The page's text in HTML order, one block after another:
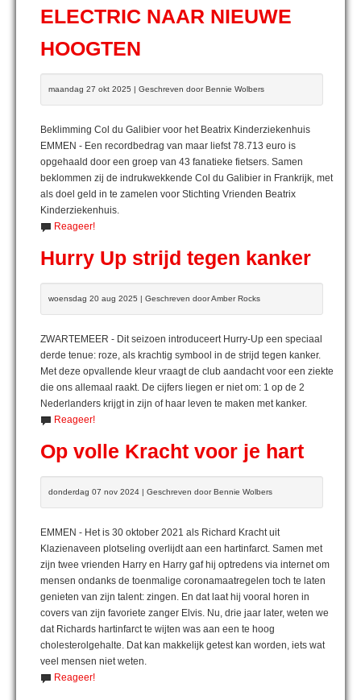
ELECTRIC NAAR NIEUWE
HOOGTEN
maandag 27 okt 2025 | Geschreven door Bennie Wolbers
Beklimming Col du Galibier voor het Beatrix Kinderziekenhuis
EMMEN - Een recordbedrag van maar liefst 78.713 euro is
opgehaald door een groep van 43 fanatieke fietsers. Samen
beklommen zij de indrukwekkende Col du Galibier in Frankrijk, met
als doel geld in te zamelen voor Stichting Vrienden Beatrix
Kinderziekenhuis.
Reageer!
Hurry Up strijd tegen kanker
woensdag 20 aug 2025 | Geschreven door Amber Rocks
ZWARTEMEER - Dit seizoen introduceert Hurry-Up een speciaal
derde tenue: roze, als krachtig symbool in de strijd tegen kanker.
Met deze opvallende kleur vraagt de club aandacht voor een ziekte
die ons allemaal raakt. De cijfers liegen er niet om: 1 op de 2
Nederlanders krijgt in zijn of haar leven te maken met kanker.
Reageer!
Op volle Kracht voor je hart
donderdag 07 nov 2024 | Geschreven door Bennie Wolbers
EMMEN - Het is 30 oktober 2021 als Richard Kracht uit
Klazienaveen plotseling overlijdt aan een hartinfarct. Samen met
zijn twee vrienden Harry en Harry gaf hij optredens via internet om
mensen ondanks de toenmalige coronamaatregelen toch te laten
genieten van zijn talent: zingen. En dat laat hij vooral horen in
covers van zijn favoriete zanger Elvis. Nu, drie jaar later, weten we
dat Richards hartinfarct te wijten was aan een te hoog
cholesterolgehalte. Dat kan makkelijk getest kan worden, iets wat
veel mensen niet weten.
Reageer!